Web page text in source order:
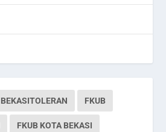
BEKASITOLERAN FKUB
FKUB KOTA BEKASI